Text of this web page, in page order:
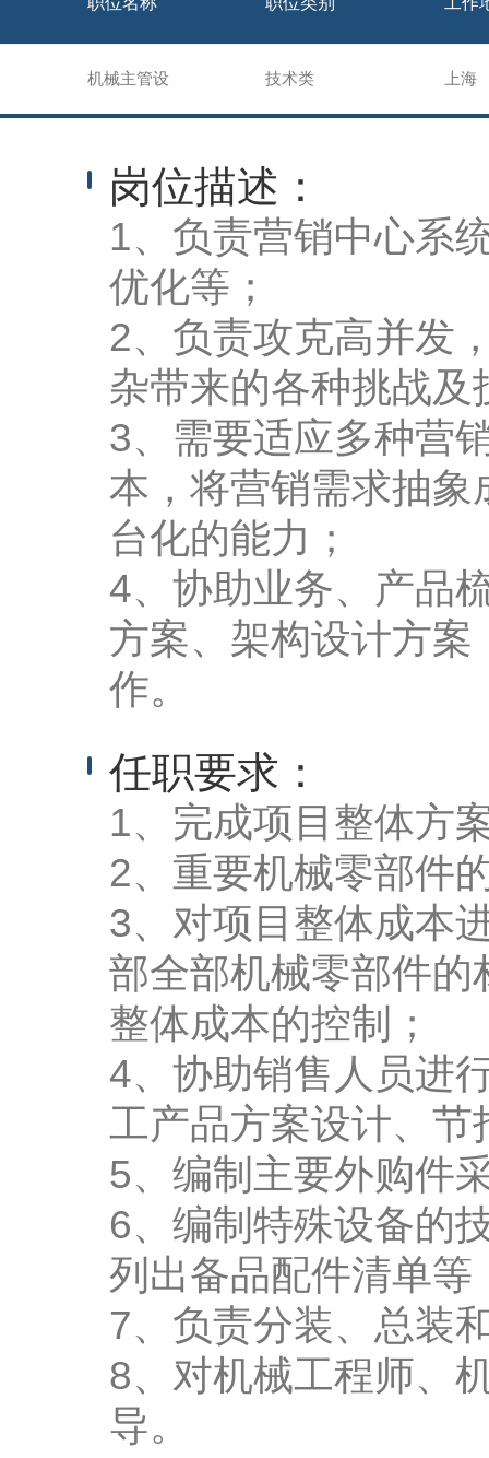
机械主管设 技术类 上海
岗位描述：
1、负责营销中心系
优化等；
2、负责攻克高并发
杂带来的各种挑战及
3、需要适应多种营
本，将营销需求抽
台化的能力；
4、协助业务、产品
方案、架构设计方
作。
任职要求：
1、完成项目整体方
2、重要机械零部件
3、对项目整体成本
部全部机械零部件
整体成本的控制；
4、协助销售人员进
工产品方案设计、
5、编制主要外购件
6、编制特殊设备的
列出备品配件清单等
7、负责分装、总装
8、对机械工程师、
导。